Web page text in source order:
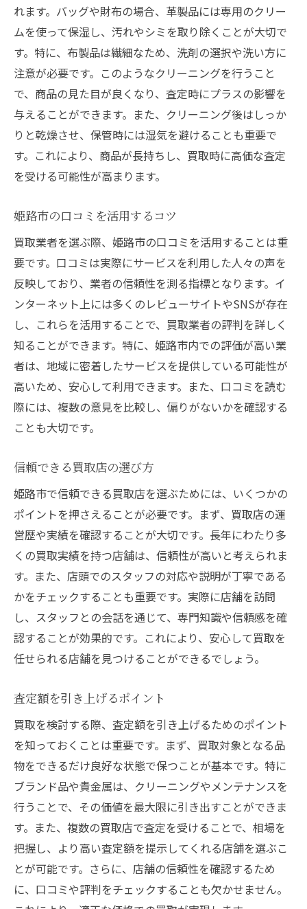
スタッフ対応で見る安心の買取店
姫路市で買取を円滑に進めるために
姫路市の買取で失敗しないための秘訣
買取失敗を防ぐための事前準備
姫路市の信頼できる買取店を選ぶ
査定で失敗しないポイントを学ぶ
買取での注意点を知っておく
姫路市の買取で成功するテクニック
姫路市の買取店を比較して高値を狙う方法
複数の買取店で査定を受けるメリット
姫路市での買取店比較のポイント
口コミ情報を基にした買取店選び
姫路で高価買取を狙うための戦略
適正な査定額を知るための方法
姫路市でお得な買取を実現するコツ
効果的な買取のための姫路市のガイド
高価買取を目指すための計画作り
姫路市で買取を成功させるための条件
姫路市の買取市場を知るための情報
買取店選びに役立つチェックリスト
姫路市でスムーズに買取を進める方法
姫路市で買取をスムーズに進める方法
利便性の高い買取サービスを活用
姫路市での買取でストレスを減らす方法
買取前に行うべき準備と注意点
姫路市内の買取店を効率的に利用
買取をスムーズに進めるためのヒント
姫路市で買取を円滑に進めるためのステッ
プ
れます。バッグや財布の場合、革製品には専用のクリー
ムを使って保湿し、汚れやシミを取り除くことが大切で
す。特に、布製品は繊細なため、洗剤の選択や洗い方に
注意が必要です。このようなクリーニングを行うこと
で、商品の見た目が良くなり、査定時にプラスの影響を
与えることができます。また、クリーニング後はしっか
りと乾燥させ、保管時には湿気を避けることも重要で
す。これにより、商品が長持ちし、買取時に高価な査定
を受ける可能性が高まります。
姫路市の口コミを活用するコツ
買取業者を選ぶ際、姫路市の口コミを活用することは重
要です。口コミは実際にサービスを利用した人々の声を
反映しており、業者の信頼性を測る指標となります。イ
ンターネット上には多くのレビューサイトやSNSが存在
し、これらを活用することで、買取業者の評判を詳しく
知ることができます。特に、姫路市内での評価が高い業
者は、地域に密着したサービスを提供している可能性が
高いため、安心して利用できます。また、口コミを読む
際には、複数の意見を比較し、偏りがないかを確認する
ことも大切です。
信頼できる買取店の選び方
姫路市で信頼できる買取店を選ぶためには、いくつかの
ポイントを押さえることが必要です。まず、買取店の運
営歴や実績を確認することが大切です。長年にわたり多
くの買取実績を持つ店舗は、信頼性が高いと考えられま
す。また、店頭でのスタッフの対応や説明が丁寧である
かをチェックすることも重要です。実際に店舗を訪問
し、スタッフとの会話を通じて、専門知識や信頼感を確
認することが効果的です。これにより、安心して買取を
任せられる店舗を見つけることができるでしょう。
査定額を引き上げるポイント
買取を検討する際、査定額を引き上げるためのポイント
を知っておくことは重要です。まず、買取対象となる品
物をできるだけ良好な状態で保つことが基本です。特に
ブランド品や貴金属は、クリーニングやメンテナンスを
行うことで、その価値を最大限に引き出すことができま
す。また、複数の買取店で査定を受けることで、相場を
把握し、より高い査定額を提示してくれる店舗を選ぶこ
とが可能です。さらに、店舗の信頼性を確認するため
に、口コミや評判をチェックすることも欠かせません。